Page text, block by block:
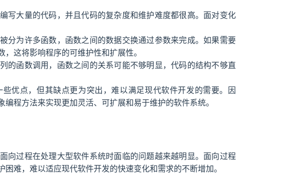
写大量的代码，并且代码的复杂度和维护难度都很高。面对变化
分为许多函数，函数之间的数据交换通过参数来完成。如果需要
这将影响程序的可维护性和扩展性。
的函数调用，函数之间的关系可能不够明显，代码的结构不够直
优点，但其缺点更为突出，难以满足现代软件开发的需要。因
程方法来实现更加灵活、可扩展和易于维护的软件系统。
向过程在处理大型软件系统时面临的问题越来越明显。面向过程
难，难以适应现代软件开发的快速变化和需求的不断增加。